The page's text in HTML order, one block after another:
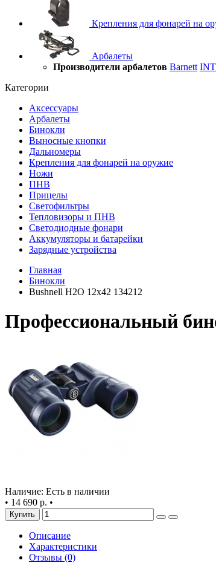
Крепления для фонарей на
Арбалеты
Производители арбалетов Barnett
Категории
Аксессуары
Арбалеты
Бинокли
Выносные кнопки
Дальномеры
Крепления для фонарей на оружие
Ножи
ПНВ
Прицелы
Светофильтры
Тепловизоры и ПНВ
Светодиодные фонари
Аккумуляторы и батарейки
Зарядные устройства
Главная
Бинокли
Bushnell H2O 12x42 134212
Профессиональный
Наличие: Есть в наличии
• 14 690 р. •
Купить
Описание
Характеристики
Отзывы (0)